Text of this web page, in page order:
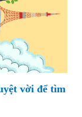
vời để tìm